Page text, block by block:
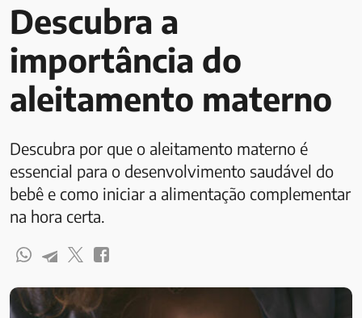
Descubra a
importância do
aleitamento materno
Descubra por que o aleitamento materno é
essencial para o desenvolvimento saudável do
bebê e como iniciar a alimentação complementar
na hora certa.